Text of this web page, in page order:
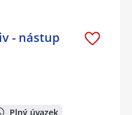
- nástup
Plný úvazek